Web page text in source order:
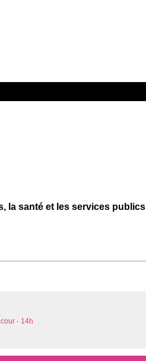
la santé et les services publics
- 14h